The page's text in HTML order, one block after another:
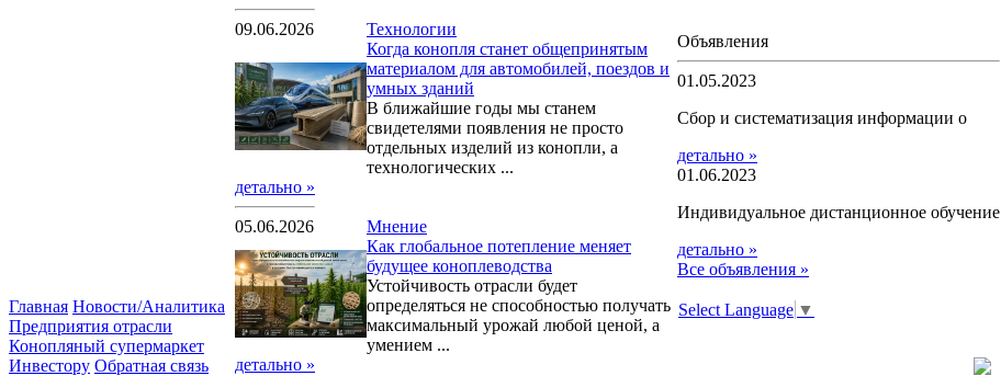
Главная Новости/Аналитика
Предприятия отрасли
Конопляный супермаркет
Инвестору Обратная связь
09.06.2026
Технологии
Когда конопля станет общепринятым
материалом для автомобилей, поездов и
умных зданий
В ближайшие годы мы станем
свидетелями появления не просто
отдельных изделий из конопли, а
технологических ...
детально »
05.06.2026
Мнение
Как глобальное потепление меняет
будущее коноплеводства
Устойчивость отрасли будет
определяться не способностью получать
максимальный урожай любой ценой, а
умением ...
детально »
Объявления
01.05.2023
Сбор и систематизация информации о
детально »
01.06.2023
Индивидуальное дистанционное обучение
детально »
Все объявления »
Select Language ▼